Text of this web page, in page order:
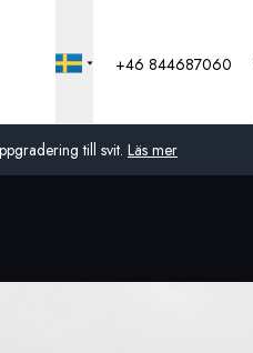
till svit. Läs mer
+46 844687060